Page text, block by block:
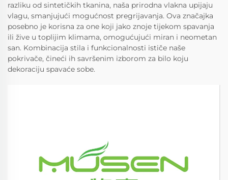
razliku od sintetičkih tkanina, naša prirodna vlakna upijaju
vlagu, smanjujući mogućnost pregrijavanja. Ova značajka
posebno je korisna za one koji jako znoje tijekom spavanja
ili žive u toplijim klimama, omogućujući miran i neometan
san. Kombinacija stila i funkcionalnosti ističe naše
pokrivače, čineći ih savršenim izborom za bilo koju
dekoraciju spavaće sobe.